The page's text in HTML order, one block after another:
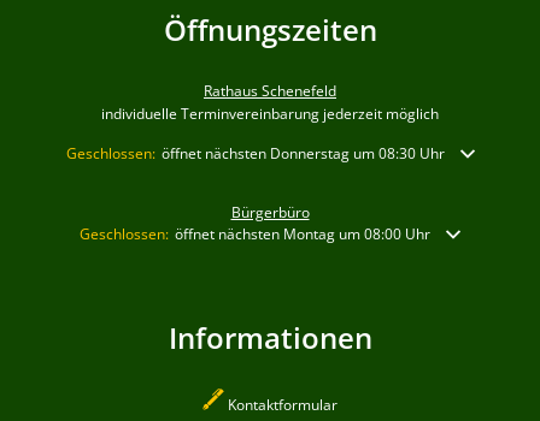
Öffnungszeiten
Rathaus Schenefeld
individuelle Terminvereinbarung jederzeit möglich
Klicken, um weitere Öffnungs- oder Schließzeiten auszublenden
Geschlossen: öffnet nächsten Donnerstag um 08:30 Uhr
Bürgerbüro
Klicken, um weitere Öffnungs- oder Schließzeiten auszublenden
Geschlossen: öffnet nächsten Montag um 08:00 Uhr
Informationen
Kontaktformular